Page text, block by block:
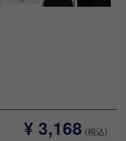
¥ 3,168 (税込)